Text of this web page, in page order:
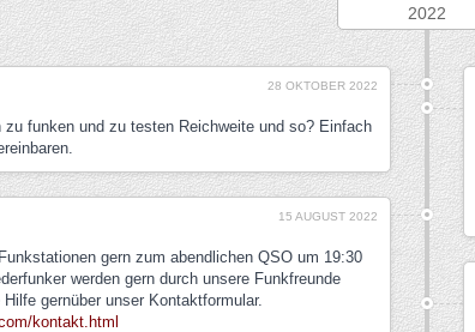
2022
28 OKTOBER 2022
funken und zu testen Reichweite und so? Einfach
15 AUGUST 2022
gern zum abendlichen QSO um 19:30
werden gern durch unsere Funkfreunde
gernüber unser Kontaktformular.
kontakt.html